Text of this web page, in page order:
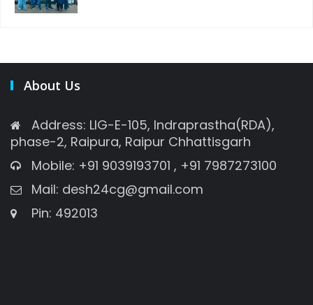
About Us
Address: LIG-E-105, Indraprastha(RDA),
phase-2, Raipura, Raipur Chhattisgarh
Mobile: +91 9039193701 , +91 7987273100
Mail: desh24cg@gmail.com
Pin: 492013